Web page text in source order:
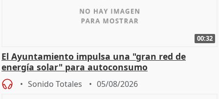
00:32
El Ayuntamiento impulsa una "gran red de
energía solar" para autoconsumo
Sonido Totales 05/08/2026